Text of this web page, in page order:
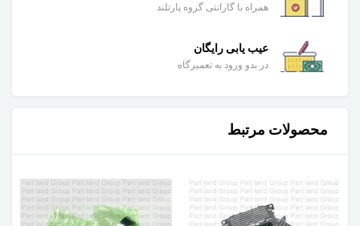
همراه با گارانتی گروه پارتلند
عیب یابی رایگان
در بدو ورود به تعمیرگاه
محصولات مرتبط